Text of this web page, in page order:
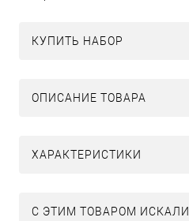
КУПИТЬ НАБОР
ОПИСАНИЕ ТОВАРА
ХАРАКТЕРИСТИКИ
C ЭТИМ ТОВАРОМ ИСКАЛИ